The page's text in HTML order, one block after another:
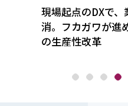
現場起点のDXで
消。フカガワが進
の生産性改革